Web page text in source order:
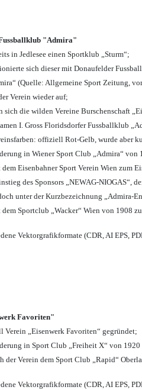
"Admira"
in Jedlesee einen Sportklub „Sturm“;
sich dieser mit Donaufelder
(Quelle: Allgemeine Sport Zeitung,
Verein wieder auf;
sich die wilden Vereine Burschenschaft
I. Gross Floridsdorfer Fussballklub
offiziell Rot-Gelb, wurde aber
in Wiener Sport Club „Admira“
Eisenbahner Sport Verein Wien zum
des Sponsors „NEWAG-NIOGAS“,
unter der Kurzbezeichnung „Admira-
Sportclub „Wacker“ Wien von 1908
Vektorgrafikformate (CDR, AI EPS,
Favoriten"
Verein „Eisenwerk Favoriten“ gegründet;
in Sport Club „Freiheit X“ von
der Verein dem Sport Club „Rapid“
Vektorgrafikformate (CDR, AI EPS,